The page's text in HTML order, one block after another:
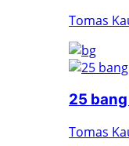
Tomas
25
Tomas